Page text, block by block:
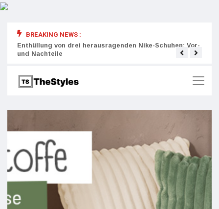
BREAKING NEWS :
Enthüllung von drei herausragenden Nike-Schuhen: Vor-
und Nachteile